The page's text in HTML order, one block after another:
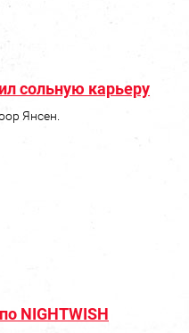
сольную карьеру
Янсен.
NIGHTWISH